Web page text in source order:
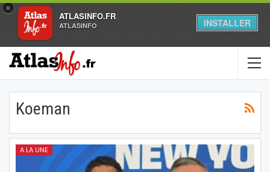
×
ATLASINFO.FR
ATLASINFO INSTALLER
Koeman
A LA UNE